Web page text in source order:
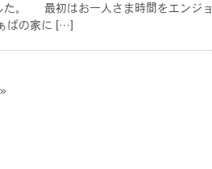
た。 最初はお一人さま時間をエンジョ
の家に […]
»